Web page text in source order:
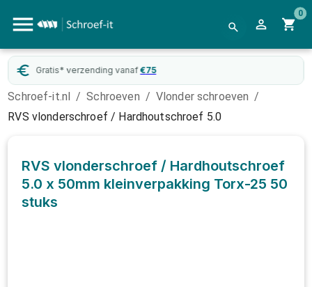
0
Gratis* verzending vanaf €75
Schroef-it.nl / Schroeven / Vlonder schroeven /
RVS vlonderschroef / Hardhoutschroef 5.0
RVS vlonderschroef / Hardhoutschroef
5.0 x 50mm kleinverpakking Torx-25 50
stuks